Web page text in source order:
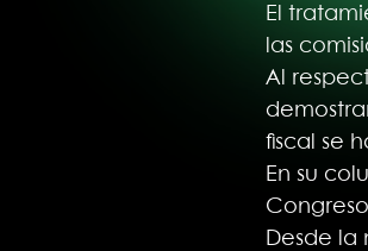
El
las
Al
fiscal se
En su
Desde la